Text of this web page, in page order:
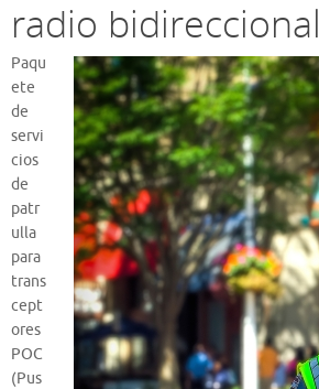
radio
Paqu
ete
de
servi
cios
de
patr
ulla
para
trans
cept
ores
POC
(Pus